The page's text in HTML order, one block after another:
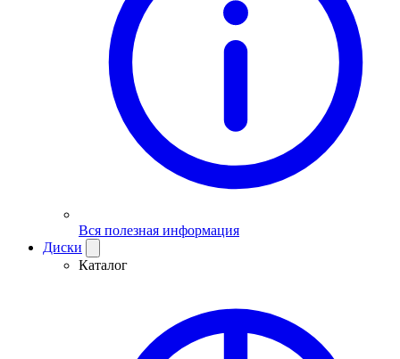
Вся полезная информация
Диски
Каталог